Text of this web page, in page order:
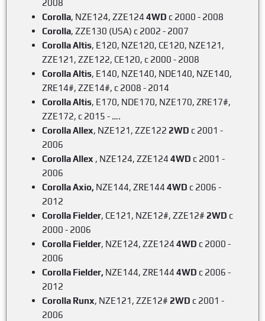
2008
Corolla, NZE124, ZZE124 4WD c 2000 - 2008
Corolla, ZZE130 (USA) c 2002 - 2007
Corolla Altis, E120, NZE120, CE120, NZE121,
ZZE121, ZZE122, CE120, c 2000 - 2008
Corolla Altis, E140, NZE140, NDE140, NZE140,
ZRE14#, ZZE14#, c 2008 - 2014
Corolla Altis, E170, NDE170, NZE170, ZRE17#,
ZZE172, c 2015 - ….
Corolla Allex, NZE121, ZZE122 2WD c 2001 -
2006
Corolla Allex , NZE124, ZZE124 4WD c 2001 -
2006
Corolla Axio, NZE144, ZRE144 4WD c 2006 -
2012
Corolla Fielder, CE121, NZE12#, ZZE12# 2WD c
2000 - 2006
Corolla Fielder, NZE124, ZZE124 4WD c 2000 -
2006
Corolla Fielder, NZE144, ZRE144 4WD c 2006 -
2012
Corolla Runx, NZE121, ZZE12# 2WD c 2001 -
2006